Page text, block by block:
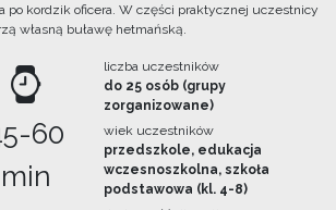
po kordzik oficera. W części praktycznej uczestnicy
własną buławę hetmańską.
60
min
liczba uczestników
do 25 osób (grupy
zorganizowane)
wiek uczestników
przedszkole, edukacja
wczesnoszkolna, szkoła
podstawowa (kl. 4-8)